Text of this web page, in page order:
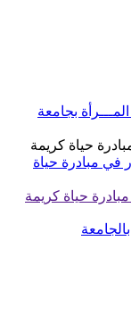
بجامعة
حياة كريمة
في مبادرة حياة
حياة كريمة